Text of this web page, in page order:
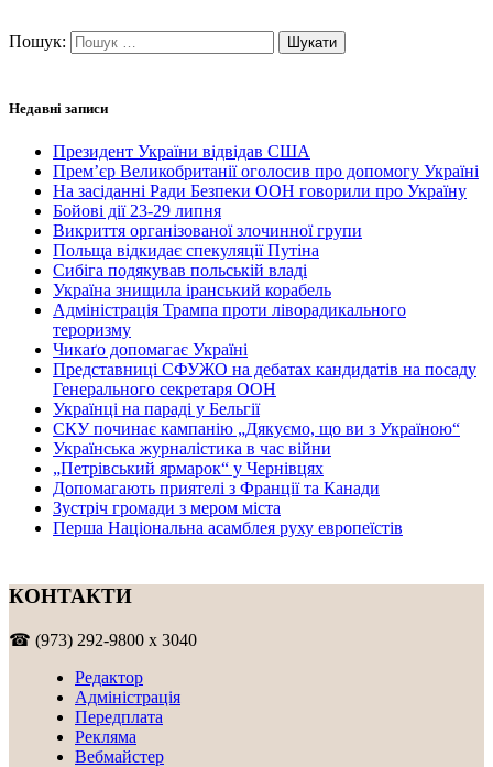
Пошук:
Недавні записи
Президент України відвідав США
Прем’єр Великобританії оголосив про допомогу Україні
На засіданні Ради Безпеки ООН говорили про Україну
Бойові дії 23-29 липня
Викриття організованої злочинної групи
Польща відкидає спекуляції Путіна
Сибіга подякував польській владі
Україна знищила іранський корабель
Адміністрація Трампа проти ліворадикального
тероризму
Чикаґо допомагає Україні
Представниці СФУЖО на дебатах кандидатів на посаду
Генерального секретаря ООН
Українці на параді у Бельгії
СКУ починає кампанію „Дякуємо, що ви з Україною“
Українська журналістика в час війни
„Петрівський ярмарок“ у Чернівцях
Допомагають приятелі з Франції та Канади
Зустріч громади з мером міста
Перша Національна асамблея руху европеїстів
КОНТАКТИ
☎ (973) 292-9800 x 3040
Редактор
Адміністрація
Передплата
Рекляма
Вебмайстер